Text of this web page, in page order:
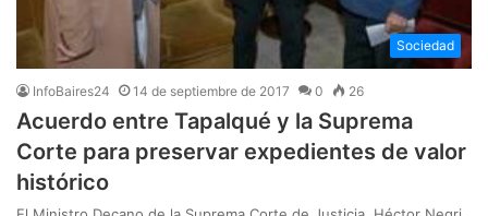
Sociedad
InfoBaires24 14 de septiembre de 2017 0 26
Acuerdo entre Tapalqué y la Suprema
Corte para preservar expedientes de valor
histórico